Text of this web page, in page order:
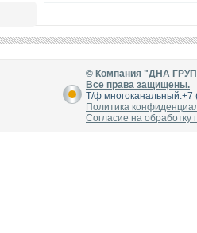
© Компания "ДНА
Все права защищены.
Т/ф
Политика
Согласие на